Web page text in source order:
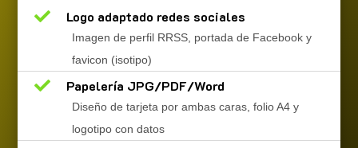
 Logo adaptado redes sociales
Imagen de perfil RRSS, portada de Facebook y
favicon (isotipo)
 Papelería JPG/PDF/Word
Diseño de tarjeta por ambas caras, folio A4 y
logotipo con datos